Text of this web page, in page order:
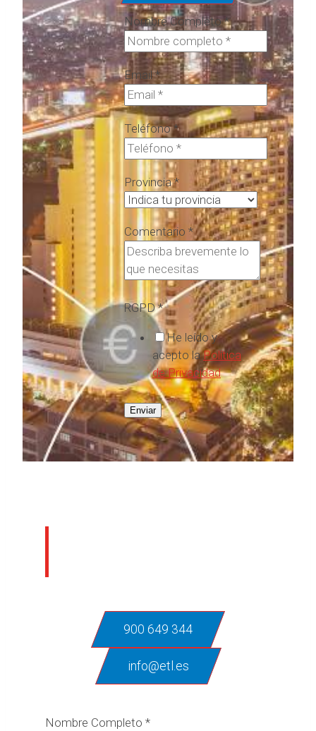
Nombre Completo*
Email*
Teléfono*
Provincia*
Comentario *
RGPD*
He leído y
acepto laPolítica
de Privacidad
Enviar
900 649 344
info@etl.es
Nombre Completo *